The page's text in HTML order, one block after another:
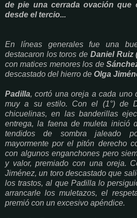
de pie una cerrada ovación que
desde el tercio...
En líneas generales fue una
destacaron los toros de Daniel Ruiz
con matices menores los de
descastado del hierro de Olga
Padilla, cortó una oreja a cada uno
muy a su estilo. Con el (1°) de
chicuelinas, en las banderillas
entrega, la faena de muleta inició
tendidos de sombra jaleado
mayormente por el pitón derecho
con algunos enganchones pero
y valor, premiado con una oreja.
Jiménez, un toro descastado que
los trastos, al que Padilla lo
arrancarle los muletazos, el
premió con un excesivo apéndice.